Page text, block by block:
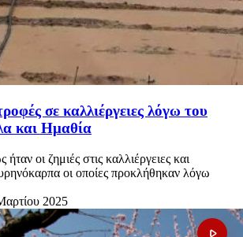
σε καλλιέργειες λόγω του
και Ημαθία
οι ζημιές στις καλλιέργειες και
οι οποίες προκλήθηκαν λόγω
2025